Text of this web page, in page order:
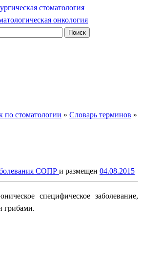
стоматология
онкология
по стоматологии » Словарь терминов »
СОПР и размещен 04.08.2015
специфическое заболевание,
грибами.